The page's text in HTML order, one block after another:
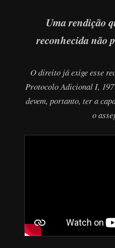
Uma rendição
reconhecida não
O direito já exige esse
Protocolo Adicional I,
devem, portanto, ter a
o